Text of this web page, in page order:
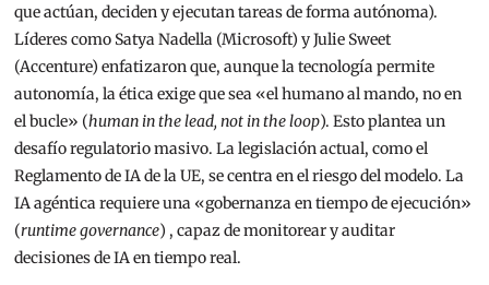
que actúan, deciden y ejecutan tareas de forma autónoma).
Líderes como Satya Nadella (Microsoft) y Julie Sweet
(Accenture) enfatizaron que, aunque la tecnología permite
autonomía, la ética exige que sea «el humano al mando, no en
el bucle» (human in the lead, not in the loop). Esto plantea un
desafío regulatorio masivo. La legislación actual, como el
Reglamento de IA de la UE, se centra en el riesgo del modelo. La
IA agéntica requiere una «gobernanza en tiempo de ejecución»
(runtime governance) , capaz de monitorear y auditar
decisiones de IA en tiempo real.